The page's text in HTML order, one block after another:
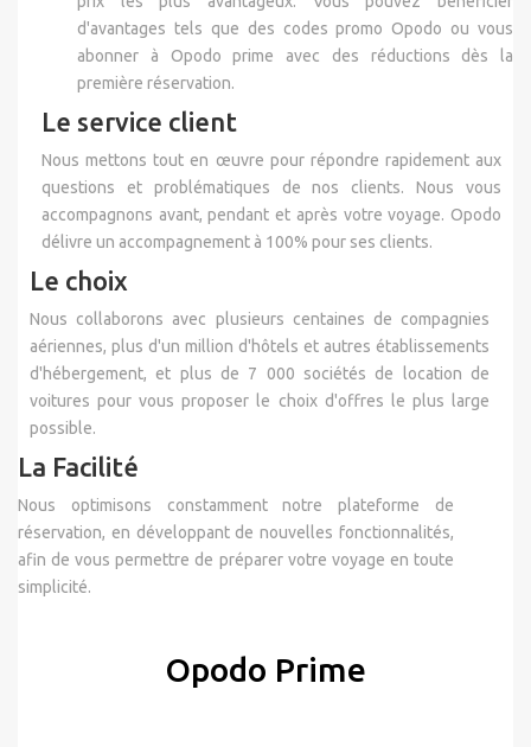
d'avantages tels que des codes promo Opodo ou vous
abonner à Opodo prime avec des réductions dès la
première réservation.
Le service client
Nous mettons tout en œuvre pour répondre rapidement aux
questions et problématiques de nos clients. Nous vous
accompagnons avant, pendant et après votre voyage. Opodo
délivre un accompagnement à 100% pour ses clients.
Le choix
Nous collaborons avec plusieurs centaines de compagnies
aériennes, plus d'un million d'hôtels et autres établissements
d'hébergement, et plus de 7 000 sociétés de location de
voitures pour vous proposer le choix d'offres le plus large
possible.
La Facilité
Nous optimisons constamment notre plateforme de
réservation, en développant de nouvelles fonctionnalités,
afin de vous permettre de préparer votre voyage en toute
simplicité.
Opodo Prime